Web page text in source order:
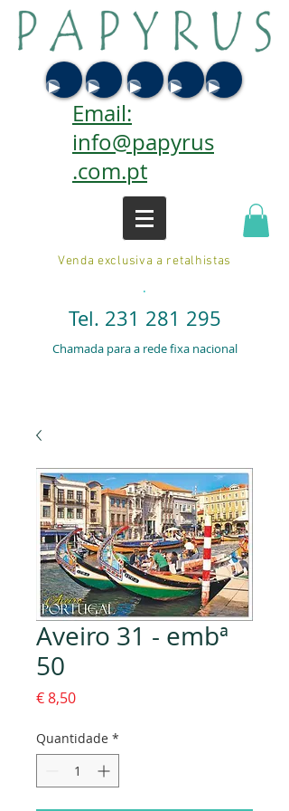
Email:
info@papyrus
.com.pt
Venda exclusiva a retalhistas
.
Tel. 231 281 295
Chamada para a rede fixa nacional
Aveiro 31 - embª
50
€ 8,50Preço
Quantidade *